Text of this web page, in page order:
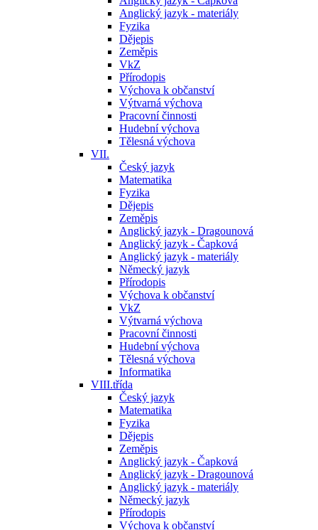
Anglický jazyk - materiály
Fyzika
Dějepis
Zeměpis
VkZ
Přírodopis
Výchova k občanství
Výtvarná výchova
Pracovní činnosti
Hudební výchova
Tělesná výchova
VII.
Český jazyk
Matematika
Fyzika
Dějepis
Zeměpis
Anglický jazyk - Dragounová
Anglický jazyk - Čapková
Anglický jazyk - materiály
Německý jazyk
Přírodopis
Výchova k občanství
VkZ
Výtvarná výchova
Pracovní činnosti
Hudební výchova
Tělesná výchova
Informatika
VIII.třída
Český jazyk
Matematika
Fyzika
Dějepis
Zeměpis
Anglický jazyk - Čapková
Anglický jazyk - Dragounová
Anglický jazyk - materiály
Německý jazyk
Přírodopis
Výchova k občanství